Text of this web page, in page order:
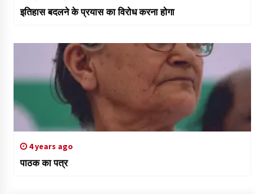
इतिहास बदलने के प्रयास का विरोध करना होगा
4 years ago
पाठक का पत्र